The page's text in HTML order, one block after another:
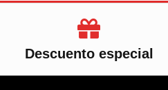
Descuento especial